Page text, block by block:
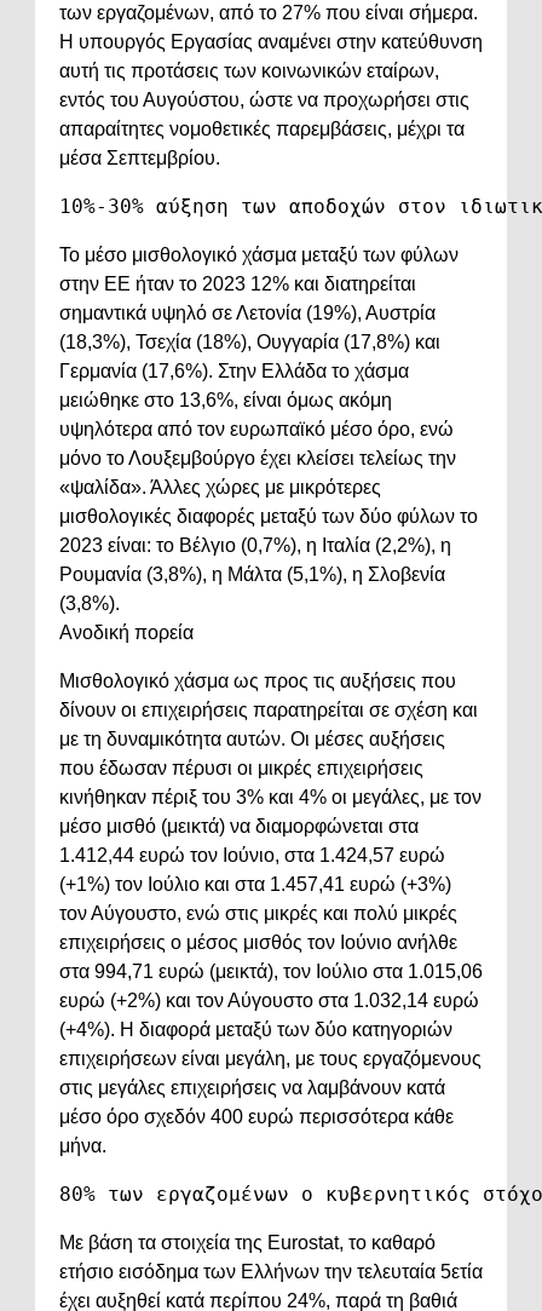
των εργαζομένων, από το 27% που είναι σήμερα.
Η υπουργός Εργασίας αναμένει στην κατεύθυνση
αυτή τις προτάσεις των κοινωνικών εταίρων,
εντός του Αυγούστου, ώστε να προχωρήσει στις
απαραίτητες νομοθετικές παρεμβάσεις, μέχρι τα
μέσα Σεπτεμβρίου.
10%-30% αύξηση των αποδοχών στον
Το μέσο μισθολογικό χάσμα μεταξύ των φύλων
στην ΕΕ ήταν το 2023 12% και διατηρείται
σημαντικά υψηλό σε Λετονία (19%), Αυστρία
(18,3%), Τσεχία (18%), Ουγγαρία (17,8%) και
Γερμανία (17,6%). Στην Ελλάδα το χάσμα
μειώθηκε στο 13,6%, είναι όμως ακόμη
υψηλότερα από τον ευρωπαϊκό μέσο όρο, ενώ
μόνο το Λουξεμβούργο έχει κλείσει τελείως την
«ψαλίδα». Άλλες χώρες με μικρότερες
μισθολογικές διαφορές μεταξύ των δύο φύλων το
2023 είναι: το Βέλγιο (0,7%), η Ιταλία (2,2%), η
Ρουμανία (3,8%), η Μάλτα (5,1%), η Σλοβενία
(3,8%).
Ανοδική πορεία
Μισθολογικό χάσμα ως προς τις αυξήσεις που
δίνουν οι επιχειρήσεις παρατηρείται σε σχέση και
με τη δυναμικότητα αυτών. Οι μέσες αυξήσεις
που έδωσαν πέρυσι οι μικρές επιχειρήσεις
κινήθηκαν πέριξ του 3% και 4% οι μεγάλες, με τον
μέσο μισθό (μεικτά) να διαμορφώνεται στα
1.412,44 ευρώ τον Ιούνιο, στα 1.424,57 ευρώ
(+1%) τον Ιούλιο και στα 1.457,41 ευρώ (+3%)
τον Αύγουστο, ενώ στις μικρές και πολύ μικρές
επιχειρήσεις ο μέσος μισθός τον Ιούνιο ανήλθε
στα 994,71 ευρώ (μεικτά), τον Ιούλιο στα 1.015,06
ευρώ (+2%) και τον Αύγουστο στα 1.032,14 ευρώ
(+4%). Η διαφορά μεταξύ των δύο κατηγοριών
επιχειρήσεων είναι μεγάλη, με τους εργαζόμενους
στις μεγάλες επιχειρήσεις να λαμβάνουν κατά
μέσο όρο σχεδόν 400 ευρώ περισσότερα κάθε
μήνα.
80% των εργαζομένων ο κυβερνητικός
Με βάση τα στοιχεία της Eurostat, το καθαρό
ετήσιο εισόδημα των Ελλήνων την τελευταία 5ετία
έχει αυξηθεί κατά περίπου 24%, παρά τη βαθιά